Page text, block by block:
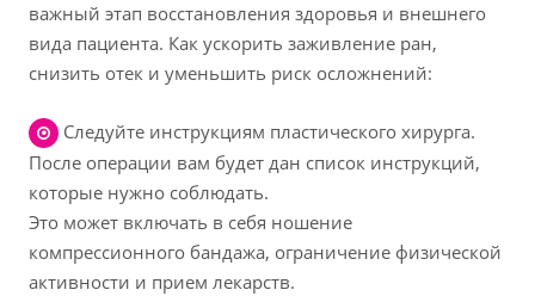
важный этап восстановления здоровья и внешнего
вида пациента. Как ускорить заживление ран,
снизить отек и уменьшить риск осложнений:
Следуйте инструкциям пластического хирурга.
После операции вам будет дан список инструкций,
которые нужно соблюдать.
Это может включать в себя ношение
компрессионного бандажа, ограничение физической
активности и прием лекарств.